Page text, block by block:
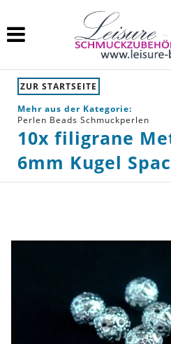
ZUR STARTSEITE
Mehr aus der Kategorie:
Perlen Beads Schmuckperlen
10x filigrane
6mm Kugel